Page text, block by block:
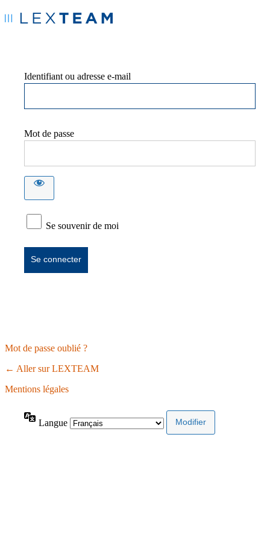
Identifiant ou adresse e-mail
Mot de passe
Se souvenir de moi
Mot de passe oublié ?
← Aller sur LEXTEAM
Mentions légales
Langue